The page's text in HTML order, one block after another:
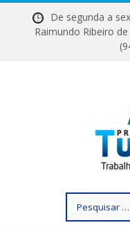
De segunda a
Raimundo Ribeiro
por: